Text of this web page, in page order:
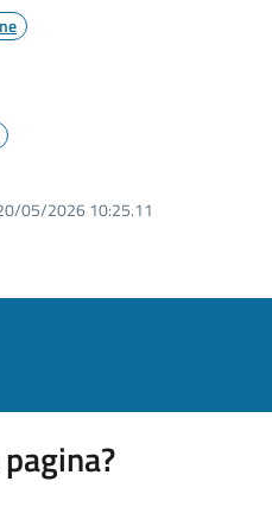
05/2026 10:25.11